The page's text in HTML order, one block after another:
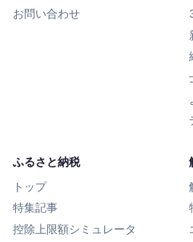
お問い合わせ
ふるさと納税
トップ
特集記事
控除上限額シミュレータ